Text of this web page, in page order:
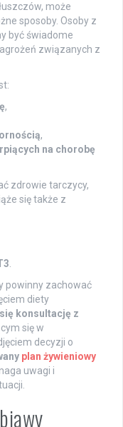
może
sposoby. Osoby z
być świadome
związanych z
,
,
na chorobę
zdrowie tarczycy,
się także z
.
powinny zachować
diety
konsultację z
się w
decyzji o
plan żywieniowy
uwagi i